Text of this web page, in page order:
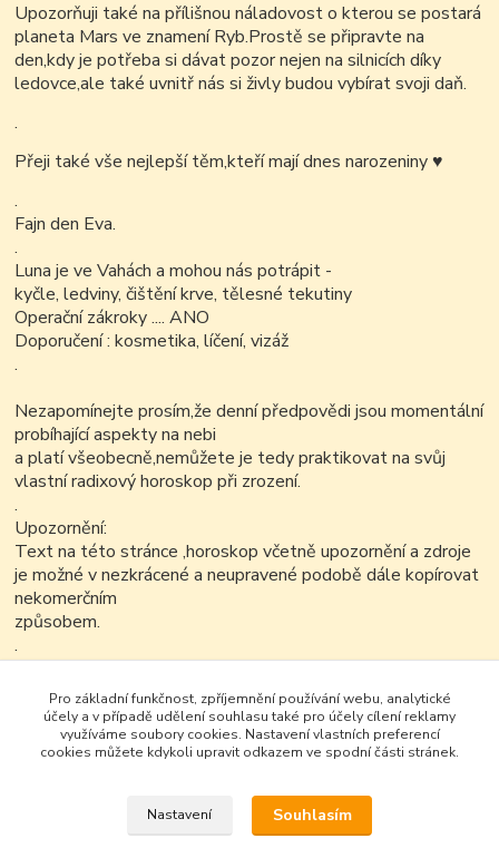
Upozorňuji také na přílišnou náladovost o kterou se postará
planeta Mars ve znamení Ryb.Prostě se připravte na
den,kdy je potřeba si dávat pozor nejen na silnicích díky
ledovce,ale také uvnitř nás si živly budou vybírat svoji daň.
.
Přeji také vše nejlepší těm,kteří mají dnes narozeniny♥
.
Fajn den Eva.
.
Luna je ve Vahách a mohou nás potrápit -
kyčle, ledviny, čištění krve, tělesné tekutiny
Operační zákroky .... ANO
Doporučení : kosmetika, líčení, vizáž
.
Nezapomínejte prosím,že denní předpovědi jsou momentální
probíhající aspekty na nebi
a platí všeobecně,nemůžete je tedy praktikovat na svůj
vlastní radixový horoskop při zrození.
.
Upozornění:
Text na této stránce ,horoskop včetně upozornění a zdroje
je možné v nezkrácené a neupravené podobě dále kopírovat
nekomerčním
způsobem.
.
Pro základní funkčnost, zpříjemnění používání webu, analytické
účely a v případě udělení souhlasu také pro účely cílení reklamy
využíváme soubory cookies. Nastavení vlastních preferencí
cookies můžete kdykoli upravit odkazem ve spodní části stránek.
Nastavení Souhlasím